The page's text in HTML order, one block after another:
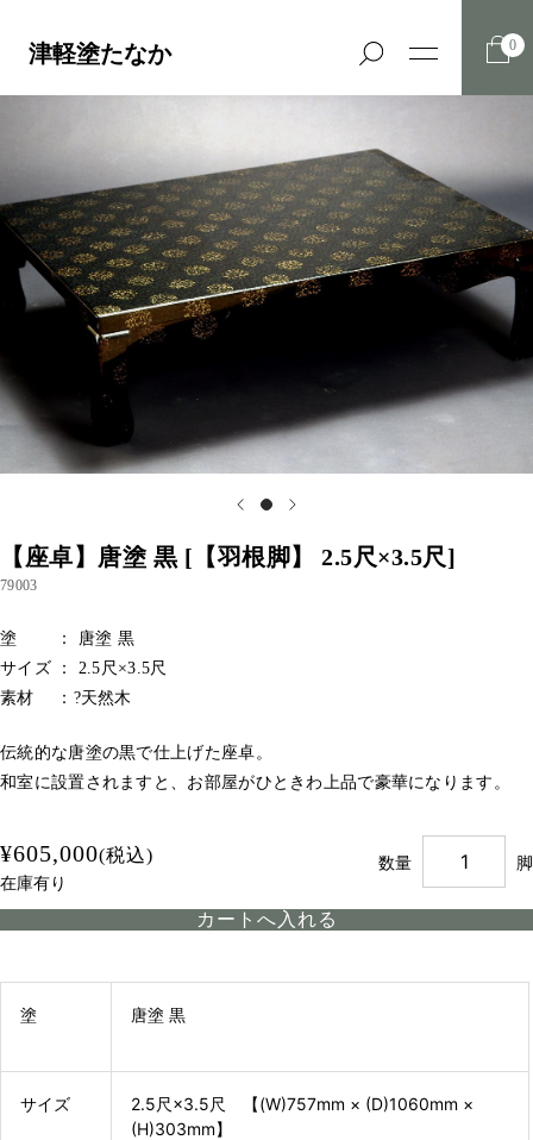
津軽塗たなか 0
【座卓】唐塗 黒 [【羽根脚】 2.5尺×3.5尺]
79003
塗 ： 唐塗 黒
サイズ ： 2.5尺×3.5尺
素材 ：?天然木
伝統的な唐塗の黒で仕上げた座卓。
和室に設置されますと、お部屋がひときわ上品で豪華になります。
¥605,000(税込)
在庫有り
数量 脚
塗 唐塗 黒
サイズ
2.5尺×3.5尺 【(W)757mm × (D)1060mm ×
(H)303mm】